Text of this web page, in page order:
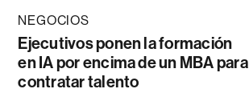
NEGOCIOS
Ejecutivos ponen la formación
en IA por encima de un MBA para
contratar talento